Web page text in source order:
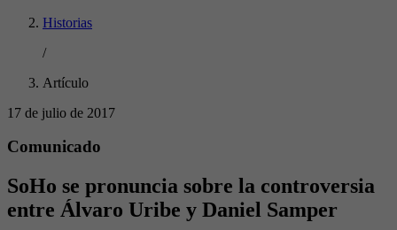
Historias
/
Artículo
17 de julio de 2017
Comunicado
SoHo se pronuncia sobre la controversia
entre Álvaro Uribe y Daniel Samper